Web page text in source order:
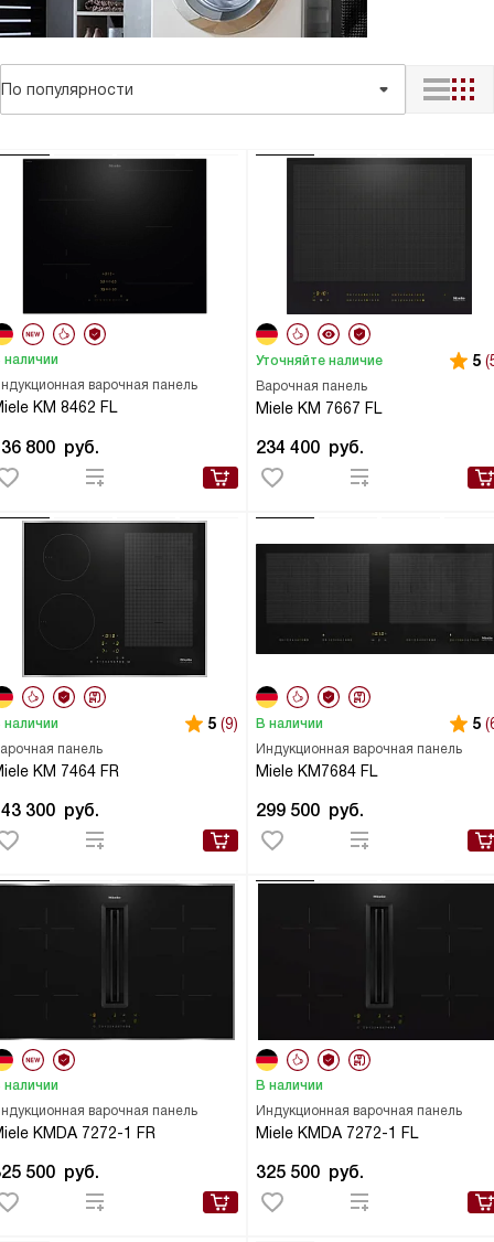
По популярности
варочная панель
KM 8462 FL
наличии
800 руб.
Варочная панель
Miele KM 7667 FL
Уточняйте наличие 5
234 400 руб.
панель
KM 7464 FR
наличии 5 (9)
300 руб.
Индукционная варочная панель
Miele KM7684 FL
В наличии 5
299 500 руб.
варочная панель
KMDA 7272-1 FR
наличии
500 руб.
Индукционная варочная панель
Miele KMDA 7272-1 FL
В наличии
325 500 руб.